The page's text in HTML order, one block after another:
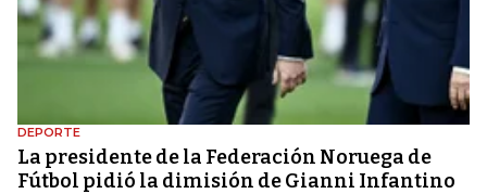
DEPORTE
La presidente de la Federación Noruega de
Fútbol pidió la dimisión de Gianni Infantino